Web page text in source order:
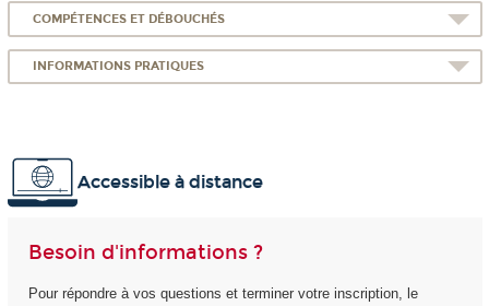
COMPÉTENCES ET DÉBOUCHÉS
INFORMATIONS PRATIQUES
Accessible à distance
Besoin d'informations ?
Pour répondre à vos questions et terminer votre inscription, le